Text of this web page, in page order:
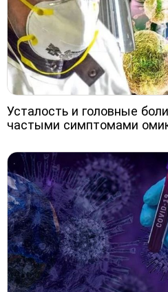
Усталость и головные
частыми симптомами